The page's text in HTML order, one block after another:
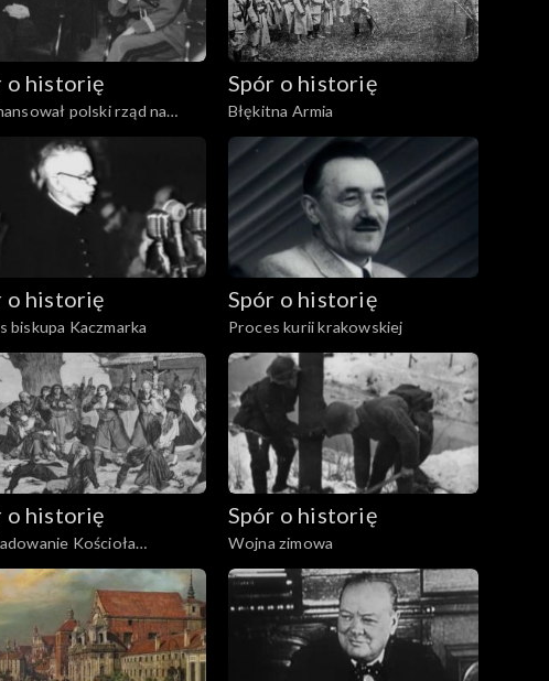
o historię
polski rząd na
Spór o historię
Błękitna Armia
o historię
biskupa Kaczmarka
Spór o historię
Proces kurii krakowskiej
o historię
Kościoła
w zaborze rosyjskim
Spór o historię
Wojna zimowa